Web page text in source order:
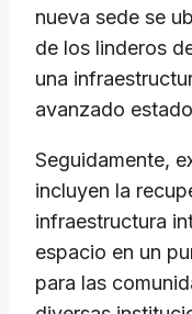
nueva sede se
de los linderos
una
avanzado
​Seguidamente,
incluyen la
infraestructura
espacio en un
para las